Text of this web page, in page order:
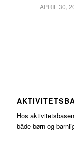
APRIL 30,
/
Hos
både børn og